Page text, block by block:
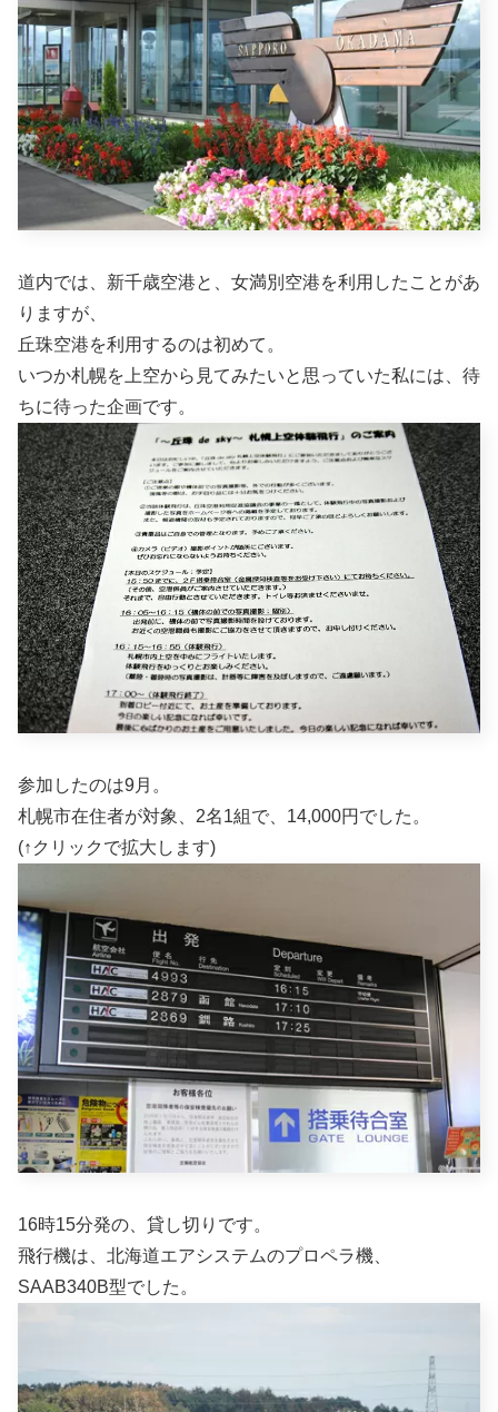
道内では、新千歳空港と、女満別空港を利用したことがあ
りますが、
丘珠空港を利用するのは初めて。
いつか札幌を上空から見てみたいと思っていた私には、待
ちに待った企画です。
参加したのは9月。
札幌市在住者が対象、2名1組で、14,000円でした。
(↑クリックで拡大します)
16時15分発の、貸し切りです。
飛行機は、北海道エアシステムのプロペラ機、
SAAB340B型でした。